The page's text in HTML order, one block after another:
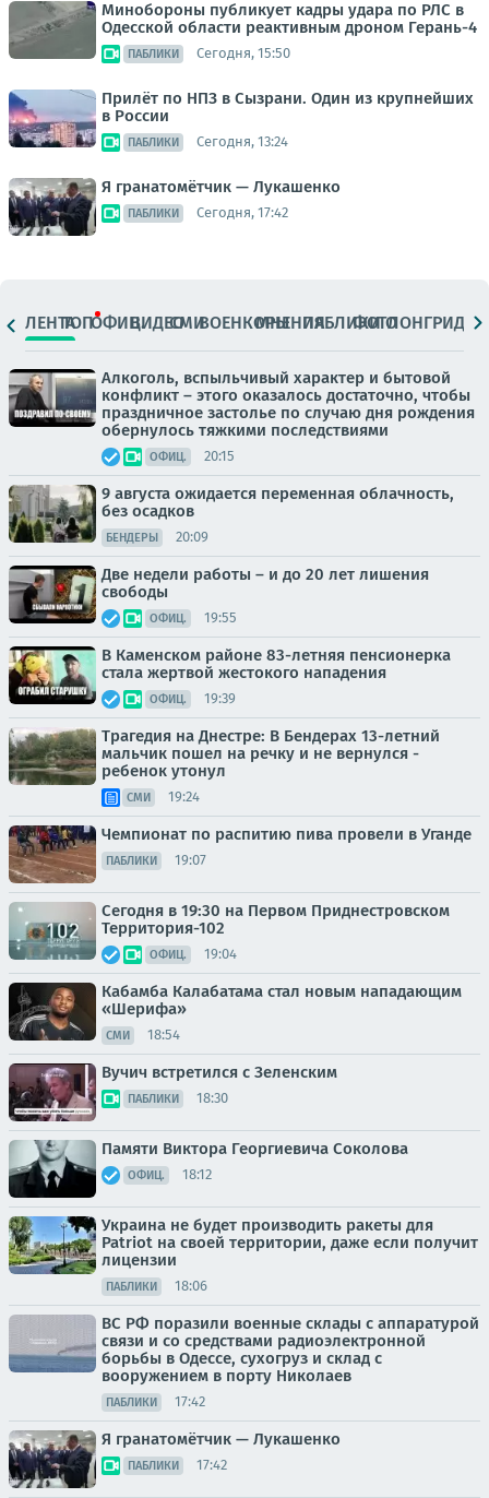
Минобороны публикует кадры удара по РЛС в
Одесской области реактивным дроном Герань-4
ПАБЛИКИ Сегодня, 15:50
Прилёт по НПЗ в Сызрани. Один из крупнейших
в России
ПАБЛИКИ Сегодня, 13:24
Я гранатомётчик — Лукашенко
ПАБЛИКИ Сегодня, 17:42
ЛЕНТАТОПОФИЦ.ВИДЕОСМИВОЕНКОРЫМНЕНИЯПАБЛИКИ
ФОТОЛОНГРИДЫ
Алкоголь, вспыльчивый характер и бытовой
конфликт – этого оказалось достаточно, чтобы
праздничное застолье по случаю дня рождения
обернулось тяжкими последствиями
ОФИЦ. 20:15
9 августа ожидается переменная облачность,
без осадков
БЕНДЕРЫ 20:09
Две недели работы – и до 20 лет лишения
свободы
ОФИЦ. 19:55
В Каменском районе 83-летняя пенсионерка
стала жертвой жестокого нападения
ОФИЦ. 19:39
Трагедия на Днестре: В Бендерах 13-летний
мальчик пошел на речку и не вернулся -
ребенок утонул
СМИ 19:24
Чемпионат по распитию пива провели в Уганде
ПАБЛИКИ 19:07
Сегодня в 19:30 на Первом Приднестровском
Территория-102
ОФИЦ. 19:04
Кабамба Калабатама стал новым нападающим
«Шерифа»
СМИ 18:54
Вучич встретился с Зеленским
ПАБЛИКИ 18:30
Памяти Виктора Георгиевича Соколова
ОФИЦ. 18:12
Украина не будет производить ракеты для
Patriot на своей территории, даже если получит
лицензии
ПАБЛИКИ 18:06
ВС РФ поразили военные склады с аппаратурой
связи и со средствами радиоэлектронной
борьбы в Одессе, сухогруз и склад с
вооружением в порту Николаев
ПАБЛИКИ 17:42
Я гранатомётчик — Лукашенко
ПАБЛИКИ 17:42